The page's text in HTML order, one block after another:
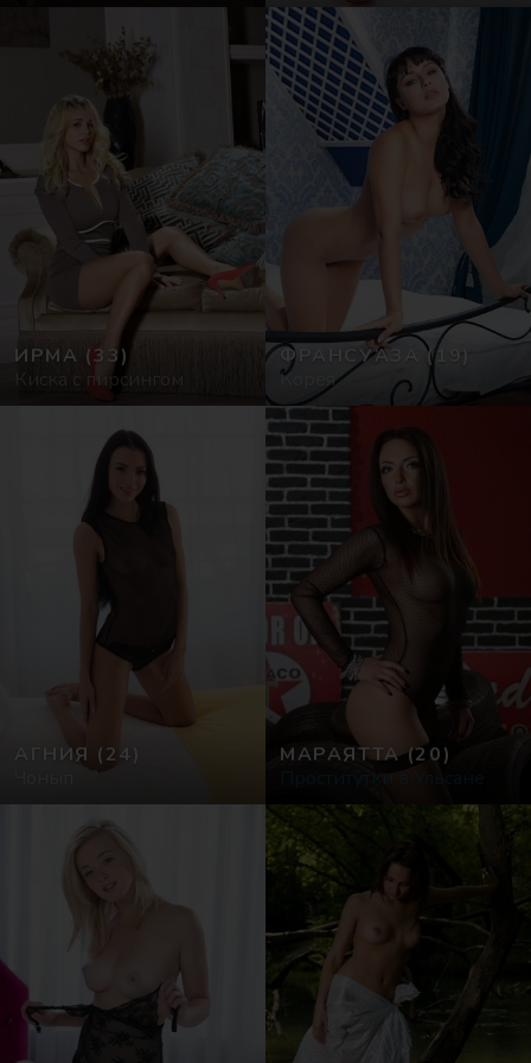
ИРМА (33)
Киска с пирсингом
ФРАНСУАЗА
(19)
Корея
АГНИЯ (24)
МАРАЯТТА (20)
Проститутки в Ульсане